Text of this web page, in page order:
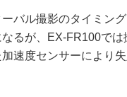
バル撮影のタイミン
るが、EX-FR100で
速度センサーにより